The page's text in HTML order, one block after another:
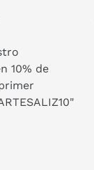
10% de